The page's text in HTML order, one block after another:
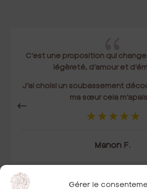
Gérer le
{
C’est une proposition qui
légèreté, d’amour et
J’ai choisi un soubassement
ma sœur cela
Manon F.